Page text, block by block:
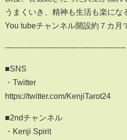
うまくいき、精神も生活も楽にな
You tubeチャンネル開設約７カ月
-------------------------------------------------
■SNS
・Twitter
https://twitter.com/KenjiTarot24
■2ndチャンネル
・Kenji Spirit